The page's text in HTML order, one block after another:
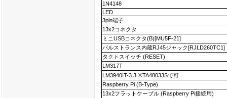
1N4148
LED
3pin端子
13x2コネクタ
ミニUSBコネクタ(B)[MU5F-21]
パルストランス内蔵RJ45ジャック[RJLD260TC1]
タクトスイッチ (RESET)
LM317T
LM3940IT-3.3 ※TA48033Sで可
Raspberry Pi (B-Type)
13x2フラットケーブル (Raspberry Pi接続用)